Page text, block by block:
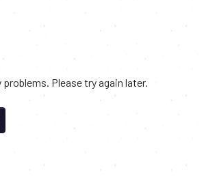
Please try again later.